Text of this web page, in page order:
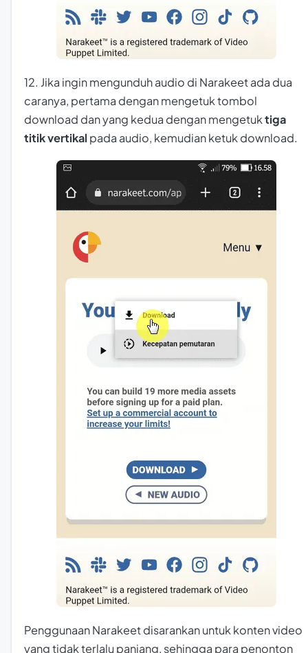
12. Jika ingin mengunduh audio di Narakeet ada dua
caranya, pertama dengan mengetuk tombol
download dan yang kedua dengan mengetuktiga
titik vertikalpada audio, kemudian ketuk download.
Penggunaan Narakeet disarankan untuk konten video
yang tidak terlalu panjang, sehingga para penonton